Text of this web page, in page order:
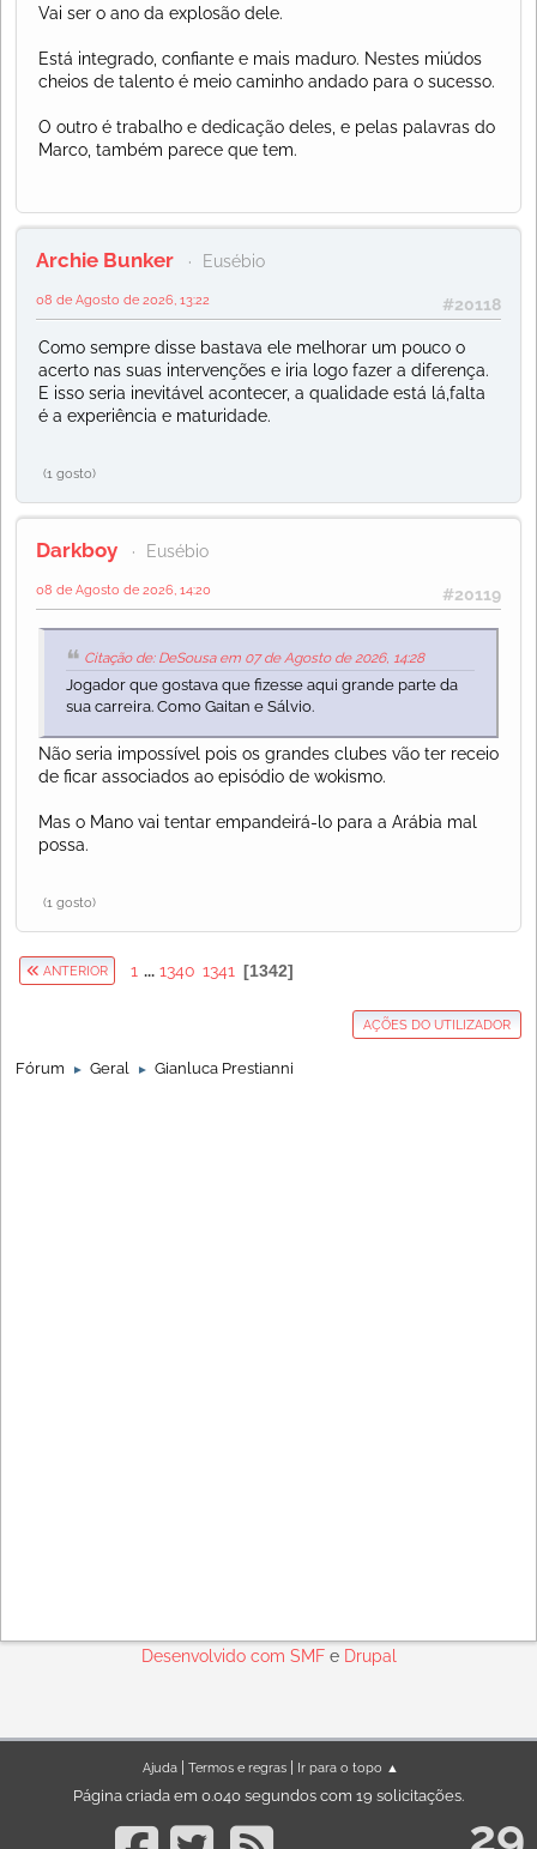
Vai ser o ano da explosão dele.
Está integrado, confiante e mais maduro. Nestes miúdos
cheios de talento é meio caminho andado para o sucesso.
O outro é trabalho e dedicação deles, e pelas palavras do
Marco, também parece que tem.
Archie Bunker Eusébio
#20118
08 de Agosto de 2026, 13:22
Como sempre disse bastava ele melhorar um pouco o
acerto nas suas intervenções e iria logo fazer a diferença.
E isso seria inevitável acontecer, a qualidade está lá,falta
é a experiência e maturidade.
(1 gosto)
Darkboy Eusébio
#20119
08 de Agosto de 2026, 14:20
Citação de: DeSousa em 07 de Agosto de 2026, 14:28
Jogador que gostava que fizesse aqui grande parte da
sua carreira. Como Gaitan e Sálvio.
Não seria impossível pois os grandes clubes vão ter receio
de ficar associados ao episódio de wokismo.
Mas o Mano vai tentar empandeirá-lo para a Arábia mal
possa.
(1 gosto)
ANTERIOR 1 ... 1340 1341 1342
AÇÕES DO UTILIZADOR
Fórum ► Geral ► Gianluca Prestianni
Desenvolvido com SMFe Drupal
Ajuda| Termos e regras| Ir para o topo ▲
Página criada em 0.040 segundos com 19 solicitações.
29